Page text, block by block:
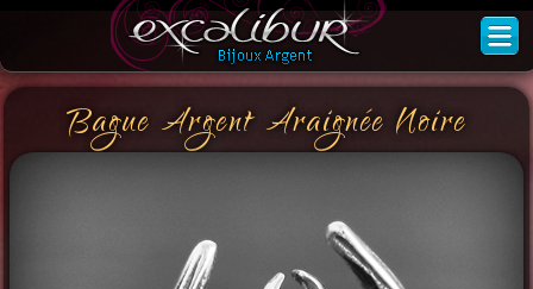
Bague Argent Araignée Noire